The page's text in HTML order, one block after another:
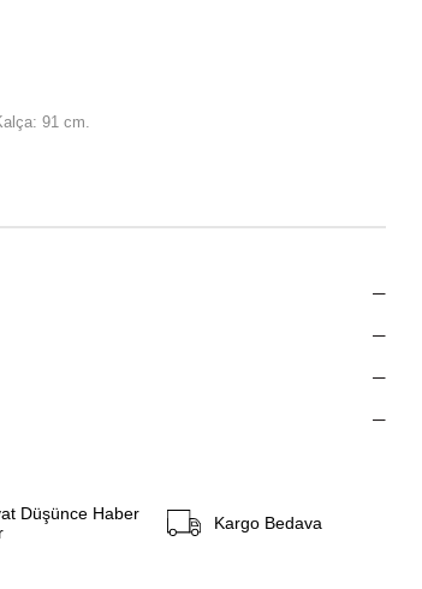
91 cm.
Düşünce Haber
Kargo Bedava